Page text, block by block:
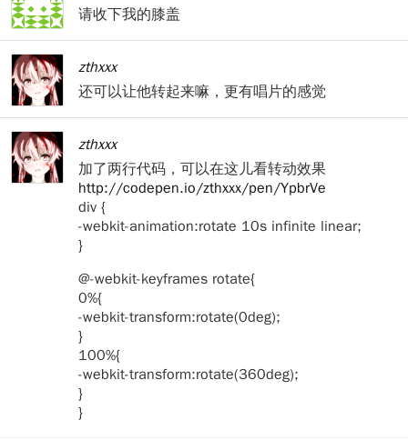
请收下我的膝盖
zthxxx
还可以让他转起来嘛，更有唱片的感觉
zthxxx
加了两行代码，可以在这儿看转动效果
http://codepen.io/zthxxx/pen/YpbrVe
div {
-webkit-animation:rotate 10s infinite linear;
}
@-webkit-keyframes rotate{
0%{
-webkit-transform:rotate(0deg);
}
100%{
-webkit-transform:rotate(360deg);
}
}